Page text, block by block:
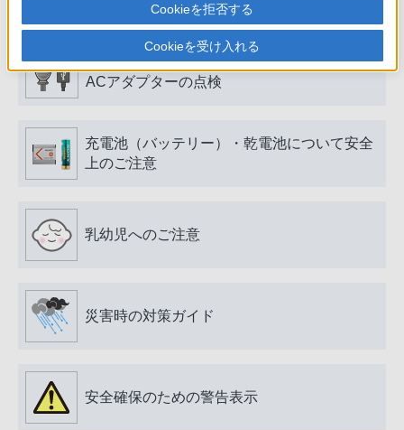
電源プラグ・コード、USB端子・ケーブル、
ACアダプターの点検
充電池（バッテリー）・乾電池について安全
上のご注意
乳幼児へのご注意
災害時の対策ガイド
安全確保のための警告表示
Cookieを拒否する
Cookieを受け入れる